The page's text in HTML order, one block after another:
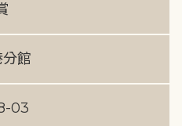
館
03